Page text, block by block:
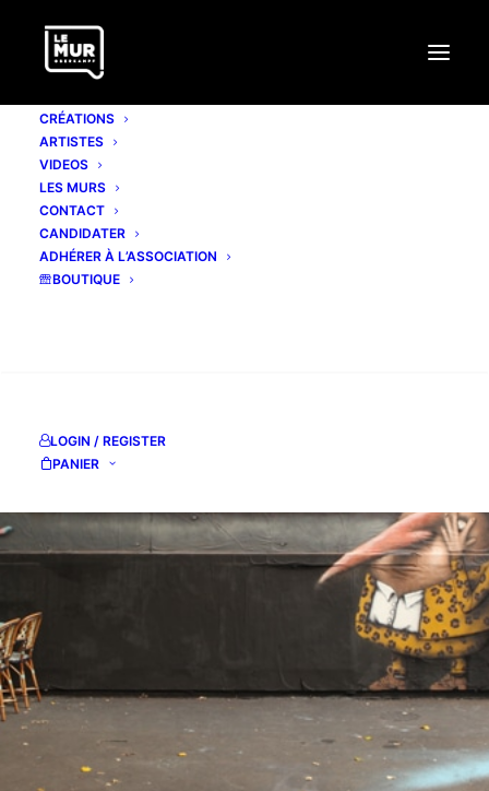
CRÉATIONS
ARTISTES
VIDEOS
LES MURS
CONTACT
CANDIDATER
ADHÉRER À L’ASSOCIATION
BOUTIQUE
LOGIN / REGISTER
PANIER